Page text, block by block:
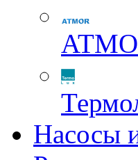
Насосы